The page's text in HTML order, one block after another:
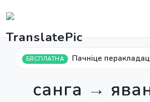
БЯСПЛАТНА Пачніце
санга →